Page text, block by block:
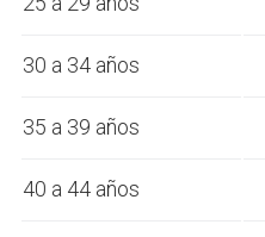
30 a 34 años
35 a 39 años
40 a 44 años